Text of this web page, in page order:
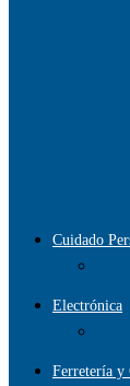
Cuidado
Electrónica
Ferretería y